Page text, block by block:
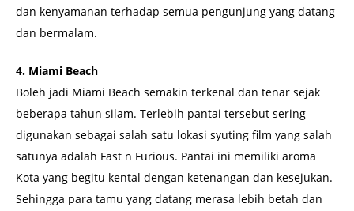
dan kenyamanan terhadap semua pengunjung yang datang
dan bermalam.
4. Miami Beach
Boleh jadi Miami Beach semakin terkenal dan tenar sejak
beberapa tahun silam. Terlebih pantai tersebut sering
digunakan sebagai salah satu lokasi syuting film yang salah
satunya adalah Fast n Furious. Pantai ini memiliki aroma
Kota yang begitu kental dengan ketenangan dan kesejukan.
Sehingga para tamu yang datang merasa lebih betah dan